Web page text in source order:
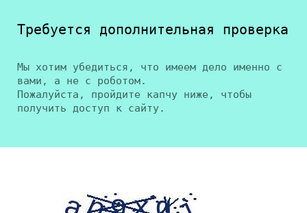
Требуется дополнительная проверка
Мы хотим убедиться, что имеем дело именно с
вами, а не с роботом.
Пожалуйста, пройдите капчу ниже, чтобы
получить доступ к сайту.